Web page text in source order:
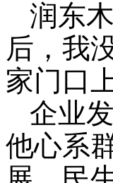
润东
后，我
家门口
企业
他心系